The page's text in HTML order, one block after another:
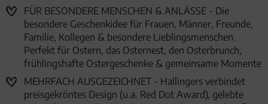
FÜR BESONDERE MENSCHEN & ANLÄSSE - Die
besondere Geschenkidee für Frauen, Männer, Freunde,
Familie, Kollegen & besondere Lieblingsmenschen.
Perfekt für Ostern, das Osternest, den Osterbrunch,
frühlingshafte Ostergeschenke & gemeinsame Momente
MEHRFACH AUSGEZEICHNET - Hallingers verbindet
preisgekröntes Design (u.a. Red Dot Award), gelebte